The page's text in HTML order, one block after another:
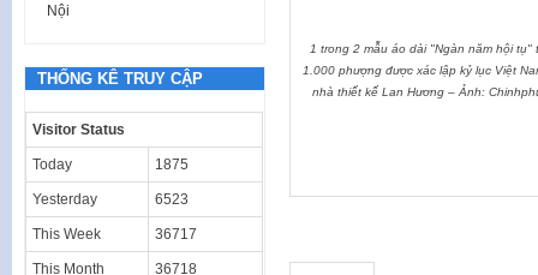
1 trong 2 mẫu áo dài "Ngàn năm hội tụ"
1.000 phượng được xác lập kỷ lục Việt
nhà thiết kế Lan Hương – Ảnh:
Nội
THỐNG KÊ TRUY CẬP
Visitor Status
Today 1875
Yesterday 6523
This Week 36717
This Month 36718